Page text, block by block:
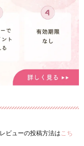
ビューの投稿方法は こち